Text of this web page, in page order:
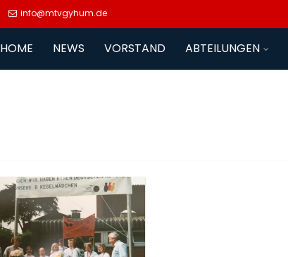
info@mtvgyhum.de
HOME NEWS VORSTAND ABTEILUNGEN